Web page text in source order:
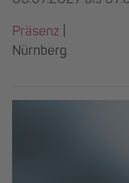
Präsenz
Nürnberg